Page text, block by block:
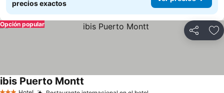
precios exactos
Compartir
Opción popular
ibis Puerto Montt